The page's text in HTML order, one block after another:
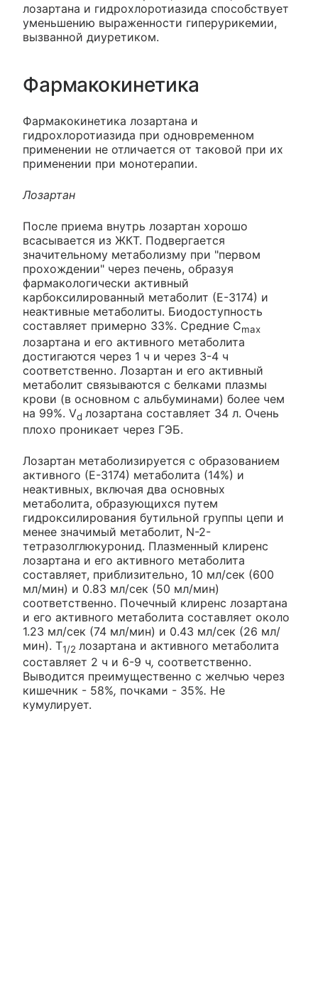
лозартана и гидрохлоротиазида способствует
уменьшению выраженности гиперурикемии,
вызванной диуретиком.
Фармакокинетика
Фармакокинетика лозартана и
гидрохлоротиазида при одновременном
применении не отличается от таковой при их
применении при монотерапии.
Лозартан
После приема внутрь лозартан хорошо
всасывается из ЖКТ. Подвергается
значительному метаболизму при "первом
прохождении" через печень, образуя
фармакологически активный
карбоксилированный метаболит (Е-3174) и
неактивные метаболиты. Биодоступность
составляет примерно 33%. Средние Cmax
лозартана и его активного метаболита
достигаются через 1 ч и через 3-4 ч
соответственно. Лозартан и его активный
метаболит связываются с белками плазмы
крови (в основном с альбуминами) более чем
на 99%. Vd лозартана составляет 34 л. Очень
плохо проникает через ГЭБ.
Лозартан метаболизируется с образованием
активного (Е-3174) метаболита (14%) и
неактивных, включая два основных
метаболита, образующихся путем
гидроксилирования бутильной группы цепи и
менее значимый метаболит, N-2-
тетразолглюкуронид. Плазменный клиренс
лозартана и его активного метаболита
составляет, приблизительно, 10 мл/сек (600
мл/мин) и 0.83 мл/сек (50 мл/мин)
соответственно. Почечный клиренс лозартана
и его активного метаболита составляет около
1.23 мл/сек (74 мл/мин) и 0.43 мл/сек (26 мл/
мин). T1/2 лозартана и активного метаболита
составляет 2 ч и 6-9 ч, соответственно.
Выводится преимущественно с желчью через
кишечник - 58%, почками - 35%. Не
кумулирует.